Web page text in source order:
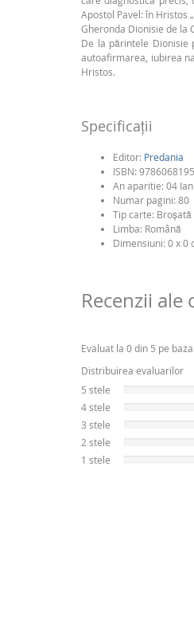
Apostol Pavel: în Hristos
Gheronda Dionisie de la
De la părintele Dionisie
autoafirmarea, iubirea
Hristos.
Specificaţii
Editor: Predania
ISBN:
An aparitie: 04
Numar pagini: 80
Tip carte: Broşată
Limba: Română
Dimensiuni: 0 x 0
Recenzii
Evaluat la 0 din 5 pe
Distribuirea evaluarilor
5 stele
4 stele
3 stele
2 stele
1 stele